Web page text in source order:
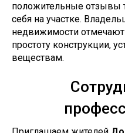
положительные отзывы
себя на участке.
недвижимости отмечают
простоту конструкции,
веществам.